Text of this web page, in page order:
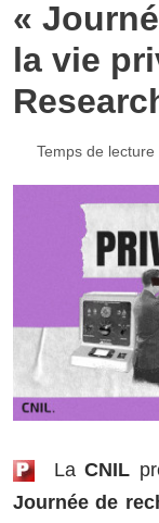
«
la vie
Temps de lecture
LaCNIL
Journée de